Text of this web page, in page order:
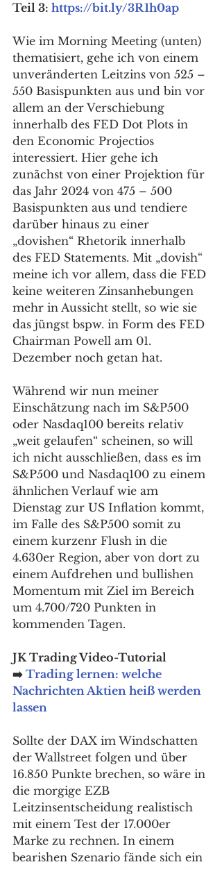
Teil 3: https://bit.ly/3R1h0ap
Wie im Morning Meeting (unten)
thematisiert, gehe ich von einem
unveränderten Leitzins von 525 –
550 Basispunkten aus und bin vor
allem an der Verschiebung
innerhalb des FED Dot Plots in
den Economic Projectios
interessiert. Hier gehe ich
zunächst von einer Projektion für
das Jahr 2024 von 475 – 500
Basispunkten aus und tendiere
darüber hinaus zu einer
„dovishen“ Rhetorik innerhalb
des FED Statements. Mit „dovish“
meine ich vor allem, dass die FED
keine weiteren Zinsanhebungen
mehr in Aussicht stellt, so wie sie
das jüngst bspw. in Form des FED
Chairman Powell am 01.
Dezember noch getan hat.
Während wir nun meiner
Einschätzung nach im S&P500
oder Nasdaq100 bereits relativ
„weit gelaufen“ scheinen, so will
ich nicht ausschließen, dass es im
S&P500 und Nasdaq100 zu einem
ähnlichen Verlauf wie am
Dienstag zur US Inflation kommt,
im Falle des S&P500 somit zu
einem kurzenr Flush in die
4.630er Region, aber von dort zu
einem Aufdrehen und bullishen
Momentum mit Ziel im Bereich
um 4.700/720 Punkten in
kommenden Tagen.
JK Trading Video-Tutorial
➡️ Trading lernen: welche
Nachrichten Aktien heiß werden
lassen
Sollte der DAX im Windschatten
der Wallstreet folgen und über
16.850 Punkte brechen, so wäre in
die morgige EZB
Leitzinsentscheidung realistisch
mit einem Test der 17.000er
Marke zu rechnen. In einem
bearishen Szenario fände sich ein